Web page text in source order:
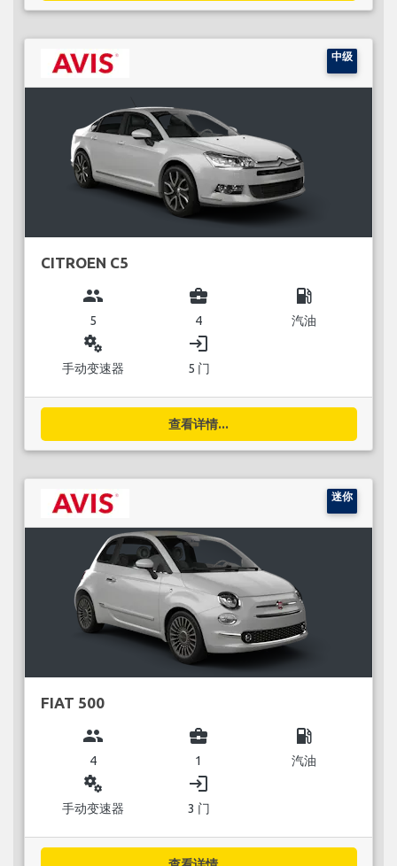
中级
CITROEN C5
group
5
business_center
4
local_gas_station
汽油
miscellaneous_services
手动变速器
login
5 门
查看详情...
迷你
FIAT 500
group
4
business_center
1
local_gas_station
汽油
miscellaneous_services
手动变速器
login
3 门